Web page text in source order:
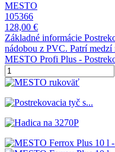
MESTO
105366
128,00 €
Základné informácie
nádobou z PVC. Patrí
MESTO Profi Plus -